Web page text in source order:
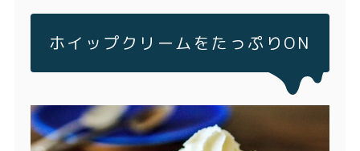
ホイップクリームをたっぷりON